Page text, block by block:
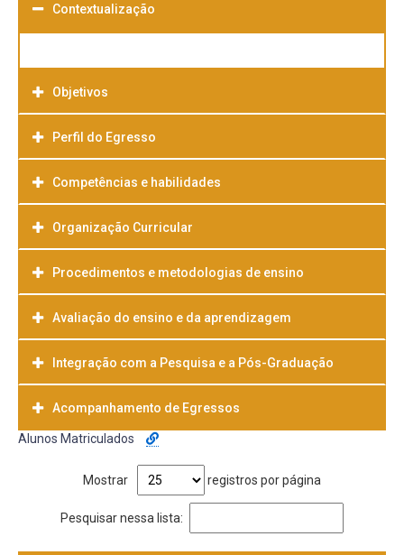
Contextualização
Objetivos
Perfil do Egresso
Competências e habilidades
Organização Curricular
Procedimentos e metodologias de ensino
Avaliação do ensino e da aprendizagem
Integração com a Pesquisa e a Pós-Graduação
Acompanhamento de Egressos
Alunos Matriculados
Mostrar registros por página
Pesquisar nessa lista: